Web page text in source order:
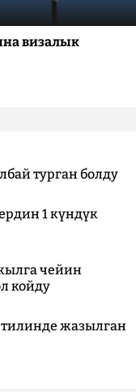
визалык
турган болду
1 күндүк
чейин
койду
жазылган